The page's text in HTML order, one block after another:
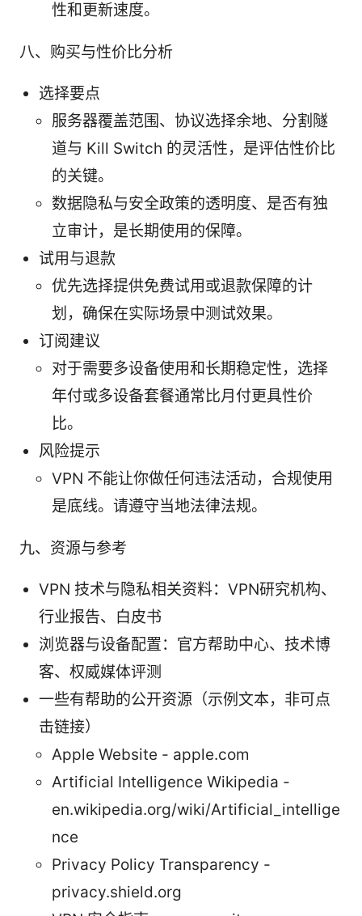
性和更新速度。
八、购买与性价比分析
选择要点
服务器覆盖范围、协议选择余地、分割隧
道与 Kill Switch 的灵活性，是评估性价比
的关键。
数据隐私与安全政策的透明度、是否有独
立审计，是长期使用的保障。
试用与退款
优先选择提供免费试用或退款保障的计
划，确保在实际场景中测试效果。
订阅建议
对于需要多设备使用和长期稳定性，选择
年付或多设备套餐通常比月付更具性价
比。
风险提示
VPN 不能让你做任何违法活动，合规使用
是底线。请遵守当地法律法规。
九、资源与参考
VPN 技术与隐私相关资料：VPN研究机构、
行业报告、白皮书
浏览器与设备配置：官方帮助中心、技术博
客、权威媒体评测
一些有帮助的公开资源（示例文本，非可点
击链接）
Apple Website - apple.com
Artificial Intelligence Wikipedia -
en.wikipedia.org/wiki/Artificial_intellige
nce
Privacy Policy Transparency -
privacy.shield.org